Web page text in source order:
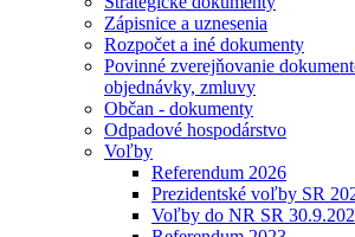
Zápisnice a uznesenia
Rozpočet a iné dokumenty
Povinné zverejňovanie
objednávky, zmluvy
Občan - dokumenty
Odpadové hospodárstvo
Voľby
Referendum 2026
Prezidentské voľby SR
Voľby do NR SR